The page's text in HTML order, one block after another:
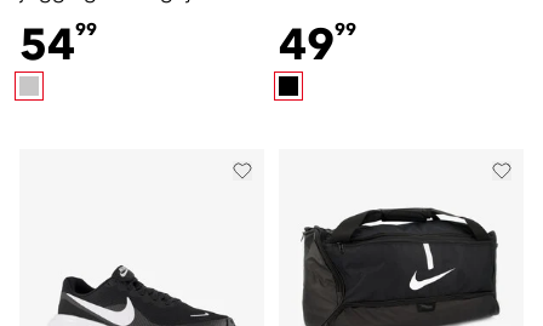
5499
trainingsbroek zwart
4999